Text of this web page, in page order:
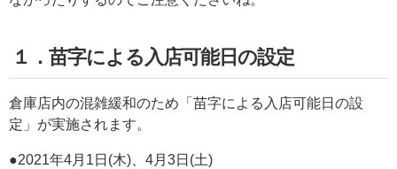
１．苗字による入店可能日の設定
倉庫店内の混雑緩和のため「苗字による入店可能日の設
定」が実施されます。
●2021年4月1日(木)、4月3日(土)